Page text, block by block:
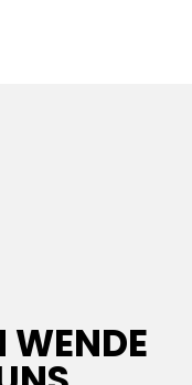
WENDE